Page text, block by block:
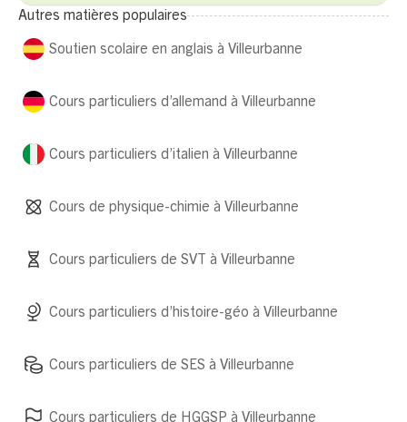
Autres matières populaires
Soutien scolaire en anglais à Villeurbanne
Cours particuliers d’histoire-géo à Villeurbanne
Cours particuliers de SES à Villeurbanne
Cours particuliers de HGGSP à Villeurbanne
Cours particuliers d’allemand à Villeurbanne
Cours particuliers d’italien à Villeurbanne
Cours de physique-chimie à Villeurbanne
Cours particuliers de SVT à Villeurbanne